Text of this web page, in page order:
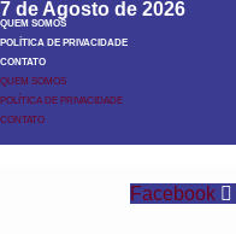
7 de Agosto de 2026
QUEM SOMOS
POLÍTICA DE PRIVACIDADE
CONTATO
QUEM SOMOS
POLÍTICA DE PRIVACIDADE
CONTATO
Facebook